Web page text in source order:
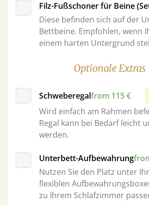
Filz-Fußschoner für Beine
Diese befinden sich auf der
Bettbeine. Empfohlen, wenn
einem harten Untergrund
Optionale Extras
Schweberegalfrom 115 €
Wird einfach am Rahmen
Regal kann bei Bedarf leicht
werden.
Unterbett-Aufbewahrung
Nutzen Sie den Platz unter
flexiblen
zu Ihrem Schlafzimmer